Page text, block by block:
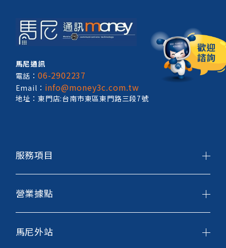
馬尼通訊
電話：06-2902237
Email： info@money3c.com.tw
地址：東門店:台南市東區東門路三段7號
服務項目
營業據點
馬尼外站